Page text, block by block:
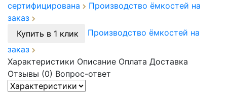
сертифицирована
Производство ёмкостей на
заказ
Купить в 1 клик
Производство ёмкостей на
заказ
Характеристики Описание Оплата Доставка
Отзывы (0) Вопрос-ответ